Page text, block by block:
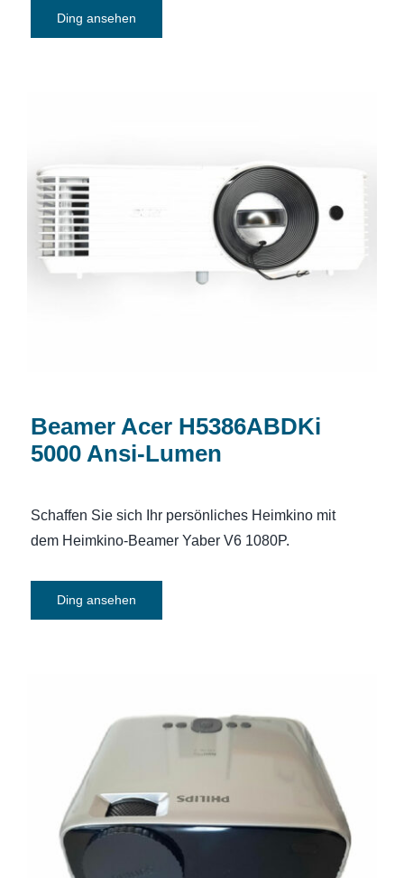
Ding ansehen
Beamer Acer H5386ABDKi 5000 Ansi-
Lumen
Beamer Acer H5386ABDKi
5000 Ansi-Lumen
Schaffen Sie sich Ihr persönliches Heimkino mit
dem Heimkino-Beamer Yaber V6 1080P.
Ding ansehen
Beamer Philips NeoPix Prime 2
Heimkino-Projektor